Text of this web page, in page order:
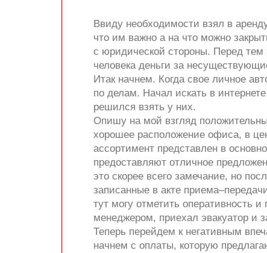
Ввиду необходимости взял в
что им важно а на что можно
с юридической стороны. Перед тем
человека деньги за
Итак начнем. Когда свое личное
по делам. Начал искать в
решился взять у них.
Опишу на мой взгляд
хорошее расположение офиса, в
ассортимент представлен в
предоставляют отличное
это скорее всего замечание, но
записанные в акте
тут могу отметить оперативность
менеджером, приехал эвакуатор и
Теперь перейдем к негативным
начнем с оплаты, которую